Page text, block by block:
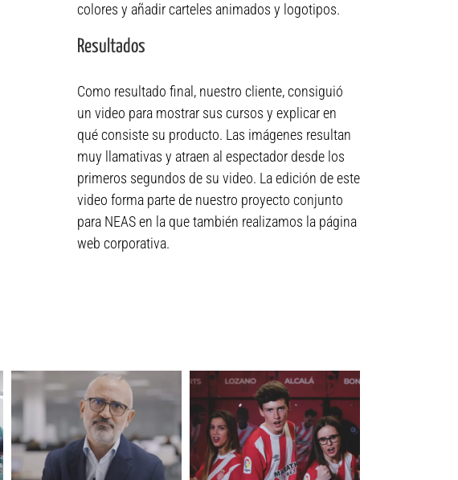
colores y añadir carteles animados y logotipos.
Resultados
Como resultado final, nuestro cliente, consiguió
un video para mostrar sus cursos y explicar en
qué consiste su producto. Las imágenes resultan
muy llamativas y atraen al espectador desde los
primeros segundos de su video. La edición de este
video forma parte de nuestro proyecto conjunto
para NEAS en la que también realizamos la página
web corporativa.